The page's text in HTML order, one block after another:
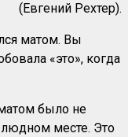
(Евгений Рехтер).
матом. Вы
«это», когда
было не
людном месте. Это